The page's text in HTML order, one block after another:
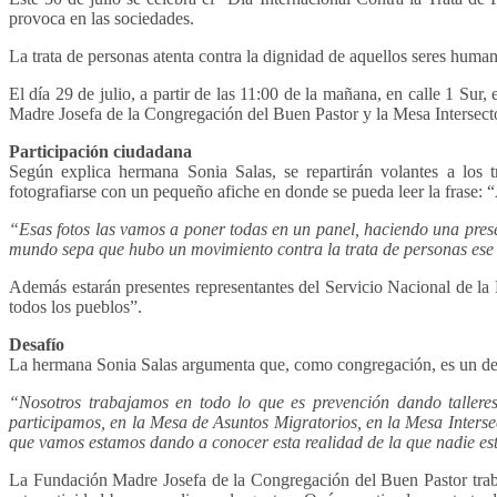
provoca en las sociedades.
La trata de personas atenta contra la dignidad de aquellos seres
El día 29 de julio, a partir de las 11:00 de la mañana, en calle 1
Madre Josefa de la Congregación del Buen Pastor y la Mesa
Participación ciudadana
Según explica hermana Sonia Salas, se repartirán volantes a
fotografiarse con un pequeño afiche en donde se pueda leer la frase:
“Esas fotos las vamos a poner todas en un panel, haciendo una
mundo sepa que hubo un movimiento contra la trata de personas
Además estarán presentes representantes del Servicio Nacional
todos los pueblos”.
Desafío
La hermana Sonia Salas argumenta que, como congregación, es un
“Nosotros trabajamos en todo lo que es prevención dando
participamos, en la Mesa de Asuntos Migratorios, en la Mesa
que vamos estamos dando a conocer esta realidad de la que nadie
La Fundación Madre Josefa de la Congregación del Buen Pastor